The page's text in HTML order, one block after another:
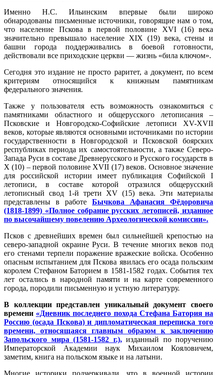
Именно Н.С. Ильинским впервые были широко
обнародованы письменные источники, говорящие нам о том,
что население Пскова в первой половине XVI (16) века
значительно превышало население XIX (19) века, стены и
башни города поддерживались в боевой готовности,
действовали все приходские церкви — жизнь «била ключом».
Сегодня это издание не просто раритет, а документ, по всем
критериям относящийся к книжным памятникам
федерального значения.
Также у пользователя есть возможность ознакомиться с
памятниками областного и общерусского летописания –
Псковские и Новгородско-Софийские летописи XV-XVII
веков, которые являются основными источниками по истории
государственности в Новгородской и Псковской боярских
республиках периода их самостоятельности, а также Северо-
Запада Руси в составе Древнерусского и Русского государств в
X (10) – первой половине XVII (17) веков. Основное значение
для российской истории имеет публикация Софийской I
летописи, в составе которой отразился общерусский
летописный свод 1-й трети XV (15) века. Эти материалы
представлены в работе Бычкова Афанасия Фёдоровича
(1818-1899) «Полное собрание русских летописей, изданное
по высочайшему повелению Археологической комиссии».
Псков с древнейших времен был сильнейшей крепостью на
северо-западной окраине Руси. В течение многих веков под
его стенами терпели поражение вражеские войска. Особенно
опасным испытанием для Пскова явилась его осада польским
королем Стефаном Баторием в 1581-1582 годах. События тех
лет остались в народной памяти и на карте современного
города, породили письменную и устную литературу.
В коллекции представлен уникальный документ своего
времени «Дневник последнего похода Стефана Батория на
Россию (осада Пскова) и дипломатическая переписка того
времени, относящаяся главным образом к заключению
Запольского мира (1581-1582 г.), изданный по поручению
Императорской Академии наук Михаилом Кояловичем,
заметим, книга на польском языке и на латыни.
Многие историки подчеркивали, что в военной истории